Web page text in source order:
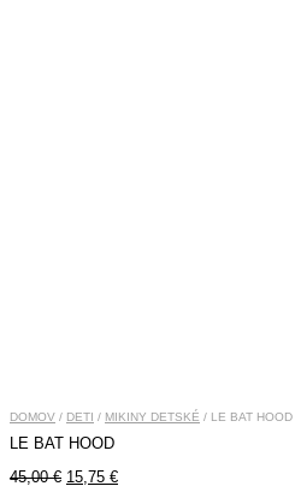
DOMOV / DETI / MIKINY DETSKÉ / LE BAT HOOD
LE BAT HOOD
45,00€ Pôvodná
15,75 €Aktuálna